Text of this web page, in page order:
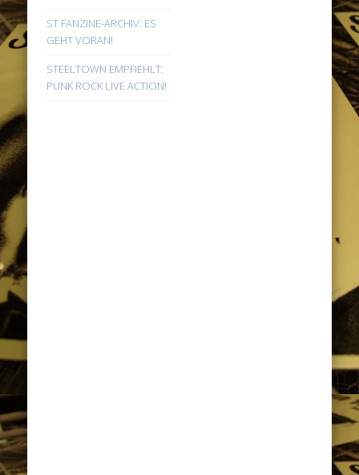
ST FANZINE-ARCHIV: ES
GEHT VORAN!
STEELTOWN EMPFIEHLT:
PUNK ROCK LIVE ACTION!